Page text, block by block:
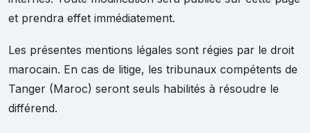
et prendra effet immédiatement.
Les présentes mentions légales sont régies par le droit
marocain. En cas de litige, les tribunaux compétents de
Tanger (Maroc) seront seuls habilités à résoudre le
différend.